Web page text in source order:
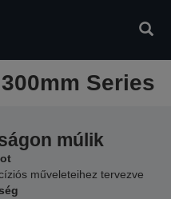
Series
múlik
műveleteihez tervezve